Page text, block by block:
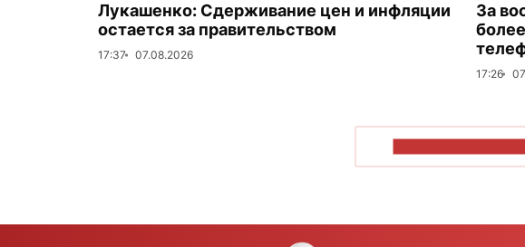
Лукашенко: Сдерживание цен и инфляции
остается за правительством
17:37 07.08.2026
За
17:26